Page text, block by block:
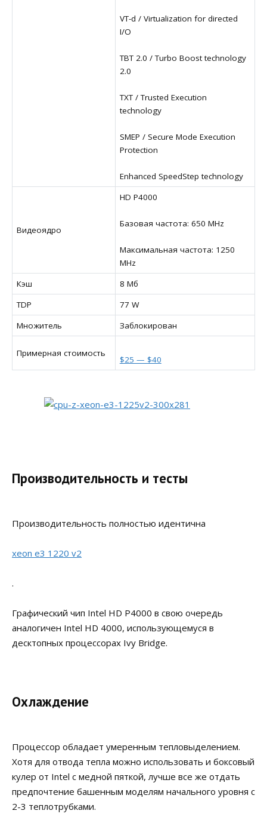
VT-d / Virtualization for directed
I/O
TBT 2.0 / Turbo Boost technology
2.0
TXT / Trusted Execution
technology
SMEP / Secure Mode Execution
Protection
Enhanced SpeedStep technology
Видеоядро
HD P4000
Базовая частота: 650 MHz
Максимальная частота: 1250
MHz
Кэш
8 Мб
TDP
77 W
Множитель
Заблокирован
Примерная стоимость
$25 — $40
Производительность и тесты
Производительность полностью идентична
xeon e3 1220 v2
.
Графический чип Intel HD P4000 в свою очередь
аналогичен Intel HD 4000, использующемуся в
десктопных процессорах Ivy Bridge.
Охлаждение
Процессор обладает умеренным тепловыделением.
Хотя для отвода тепла можно использовать и боксовый
кулер от Intel с медной пяткой, лучше все же отдать
предпочтение башенным моделям начального уровня с
2-3 теплотрубками.